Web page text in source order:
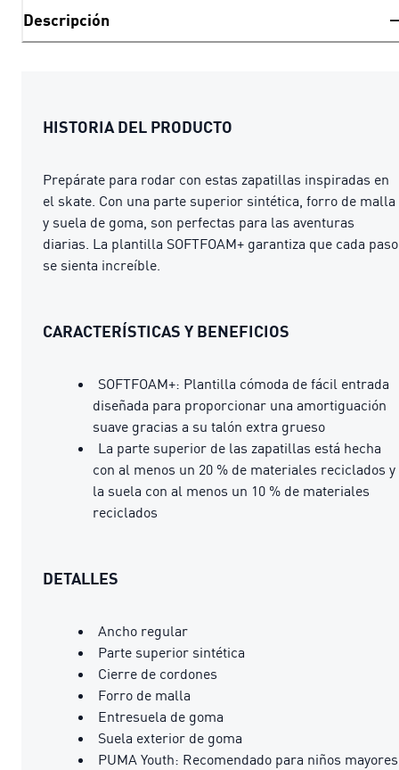
Descripción
HISTORIA DEL PRODUCTO
Prepárate para rodar con estas zapatillas inspiradas en
el skate. Con una parte superior sintética, forro de malla
y suela de goma, son perfectas para las aventuras
diarias. La plantilla SOFTFOAM+ garantiza que cada paso
se sienta increíble.
CARACTERÍSTICAS Y BENEFICIOS
SOFTFOAM+: Plantilla cómoda de fácil entrada
diseñada para proporcionar una amortiguación
suave gracias a su talón extra grueso
La parte superior de las zapatillas está hecha
con al menos un 20 % de materiales reciclados y
la suela con al menos un 10 % de materiales
reciclados
DETALLES
Ancho regular
Parte superior sintética
Cierre de cordones
Forro de malla
Entresuela de goma
Suela exterior de goma
PUMA Youth: Recomendado para niños mayores